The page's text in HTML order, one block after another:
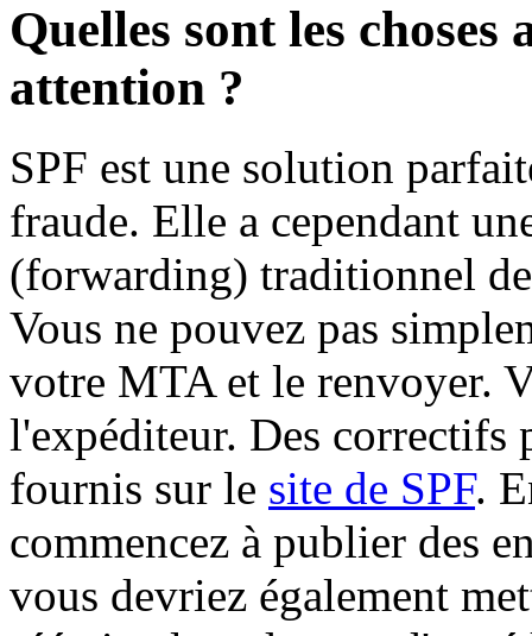
Quelles sont les
attention ?
SPF est une solution
fraude. Elle a cependant
(forwarding) traditionnel
Vous ne pouvez pas
votre MTA et le renvoyer.
l'expéditeur. Des correctifs
fournis sur le site de SPF.
commencez à publier des
vous devriez également